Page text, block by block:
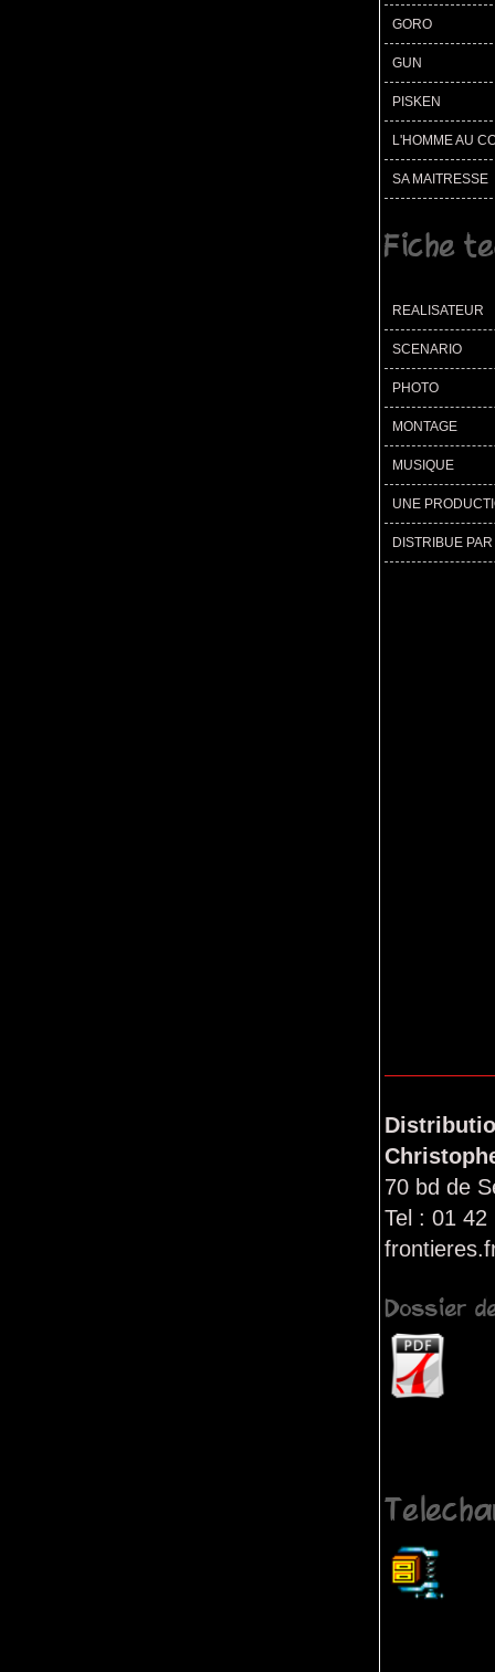
GORO
GUN
PISKEN
L'HOMME AU
SA MAITRESSE
Fiche
REALISATEUR
SCENARIO
PHOTO
MONTAGE
MUSIQUE
UNE
DISTRIBUE PAR
70 bd de
Tel : 01
Dossier